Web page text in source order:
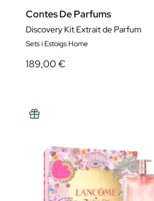
Contes De Parfums
Discovery Kit Extrait de Parfum
Sets i Estoigs Home
189,00 €